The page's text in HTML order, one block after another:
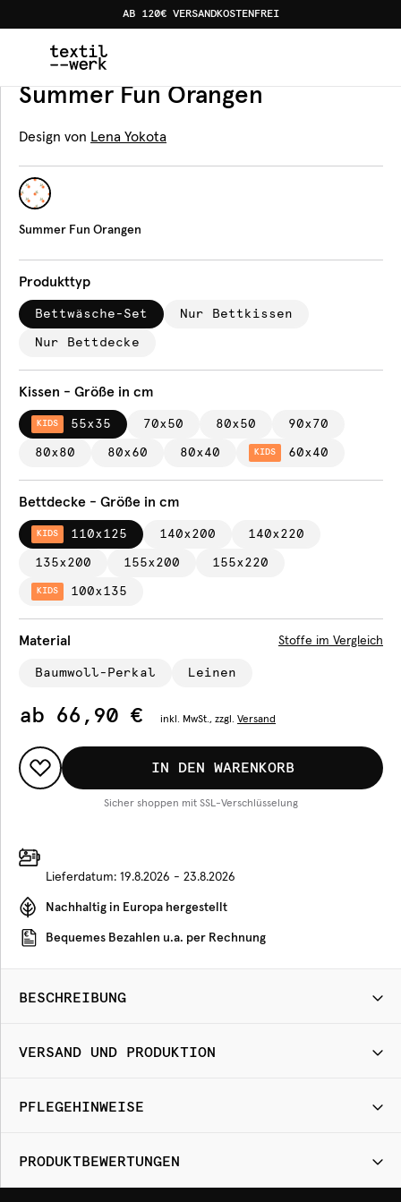
AB 120€ VERSANDKOSTENFREI
Produkte Bettwäsche Summer Fun Orangen
Bettwäsche
Summer Fun Orangen
Design von Lena Yokota
Summer Fun Orangen
Produkttyp
Bettwäsche-Set Nur Bettkissen
Nur Bettdecke
Kissen - Größe in cm
KIDS 55x35 70x50 80x50 90x70
80x80 80x60 80x40 KIDS 60x40
Bettdecke - Größe in cm
KIDS 110x125 140x200 140x220
135x200 155x200 155x220
KIDS 100x135
Material Stoffe im Vergleich
Baumwoll-Perkal Leinen
ab 66,90 € inkl. MwSt., zzgl. Versand
IN DEN WARENKORB
Sicher shoppen mit SSL-Verschlüsselung
Lieferdatum: 19.8.2026 - 23.8.2026
Nachhaltig in Europa hergestellt
Bequemes Bezahlen u.a. per Rechnung
BESCHREIBUNG
VERSAND UND PRODUKTION
PFLEGEHINWEISE
PRODUKTBEWERTUNGEN